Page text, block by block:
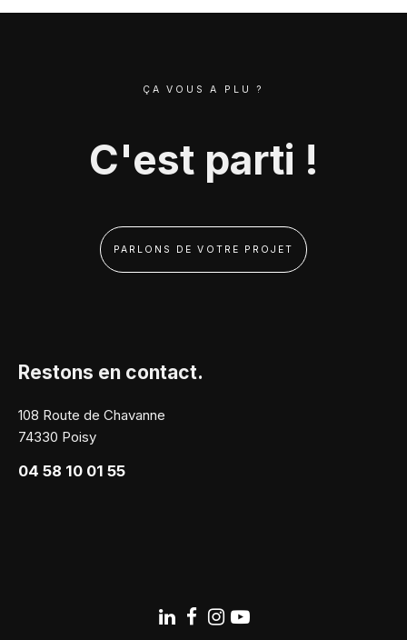
ÇA VOUS A PLU ?
C'est parti !
PARLONS DE VOTRE PROJET
Restons en contact.
108 Route de Chavanne
74330 Poisy
04 58 10 01 55